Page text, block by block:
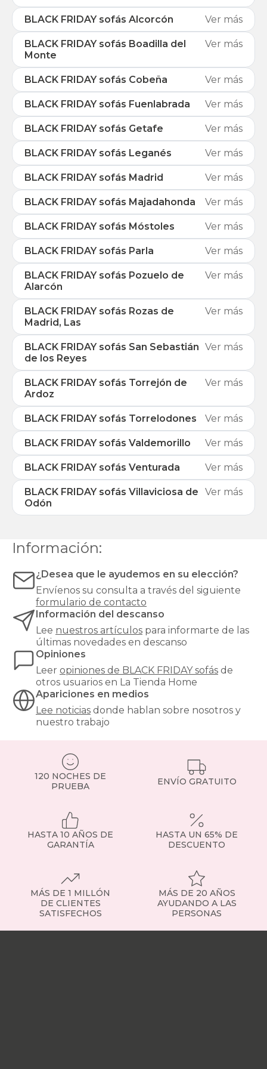
BLACK FRIDAY sofás Alcorcón Ver más
BLACK FRIDAY sofás Boadilla del
Monte
Ver más
BLACK FRIDAY sofás Cobeña Ver más
BLACK FRIDAY sofás Fuenlabrada Ver más
BLACK FRIDAY sofás Getafe Ver más
BLACK FRIDAY sofás Leganés Ver más
BLACK FRIDAY sofás Madrid Ver más
BLACK FRIDAY sofás Majadahonda Ver más
BLACK FRIDAY sofás Móstoles Ver más
BLACK FRIDAY sofás Parla Ver más
BLACK FRIDAY sofás Pozuelo de
Alarcón
Ver más
BLACK FRIDAY sofás Rozas de
Madrid, Las
Ver más
BLACK FRIDAY sofás San Sebastián
de los Reyes
Ver más
BLACK FRIDAY sofás Torrejón de
Ardoz
Ver más
BLACK FRIDAY sofás Torrelodones Ver más
BLACK FRIDAY sofás Valdemorillo Ver más
BLACK FRIDAY sofás Venturada Ver más
BLACK FRIDAY sofás Villaviciosa de
Odón
Ver más
Información:
¿Desea que le ayudemos en su elección?
Envíenos su consulta a través del siguiente
formulario de contacto
Información del descanso
Lee nuestros artículos para informarte de las
últimas novedades en descanso
Opiniones
Leer opiniones de BLACK FRIDAY sofás de
otros usuarios en La Tienda Home
Apariciones en medios
Lee noticias donde hablan sobre nosotros y
nuestro trabajo
120 NOCHES DE
PRUEBA
ENVÍO GRATUITO
HASTA 10 AÑOS DE
GARANTÍA
HASTA UN 65% DE
DESCUENTO
MÁS DE 1 MILLÓN
DE CLIENTES
SATISFECHOS
MÁS DE 20 AÑOS
AYUDANDO A LAS
PERSONAS